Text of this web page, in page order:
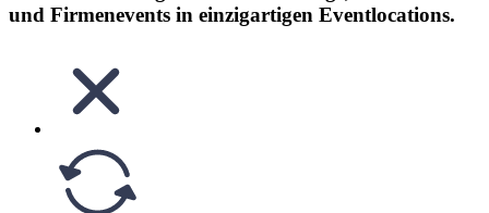
und Firmenevents in einzigartigen Eventlocations.